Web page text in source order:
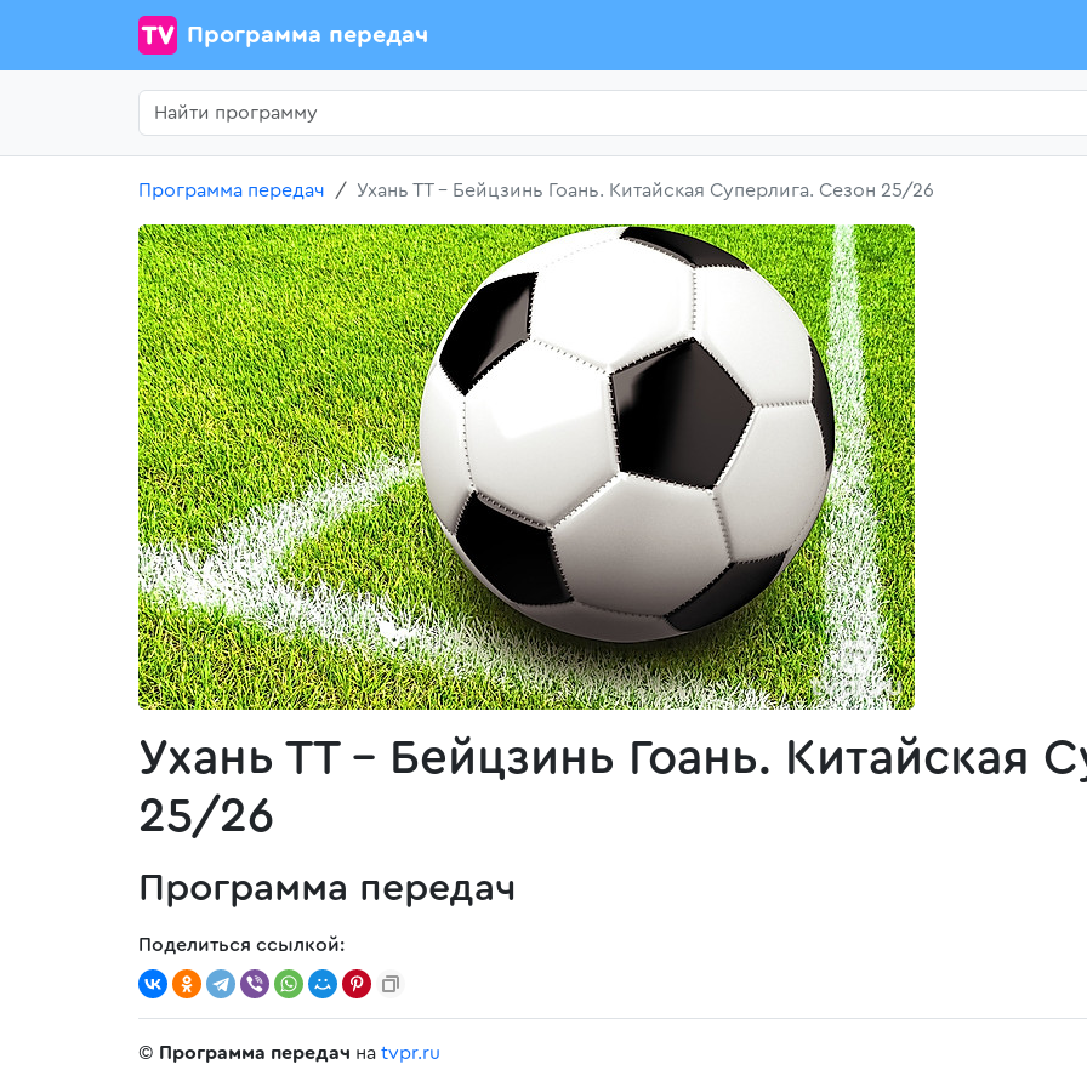
Программа передач
Программа передач Ухань ТТ - Бейцзинь Гоань. Китайская Суперлига. Сезон 25/26
Ухань ТТ - Бейцзинь Гоань. Китайская
25/26
Программа передач
Поделиться ссылкой:
© Программа передач на tvpr.ru